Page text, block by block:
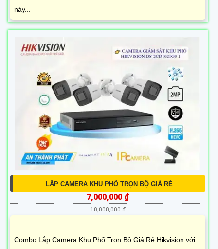
này...
LẮP CAMERA KHU PHỐ TRỌN BỘ GIÁ RẺ
7,000,000 ₫
10,000,000 ₫
Combo Lắp Camera Khu Phố Trọn Bộ Giá Rẻ Hikvision với